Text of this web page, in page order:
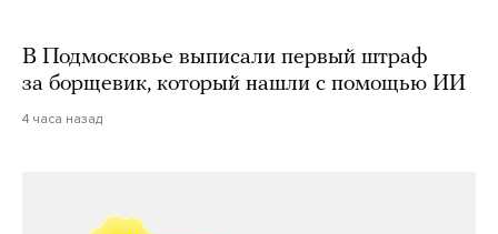
В Подмосковье выписали первый штраф
за борщевик, который нашли с помощью ИИ
4 часа назад